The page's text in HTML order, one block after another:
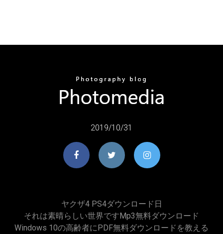
2019/10/31
ヤクザ4 PS4ダウンロード日
それは素晴らしい世界ですmp3無料ダウンロード
Windows 10の高齢者にPDF無料ダウンロードを教える